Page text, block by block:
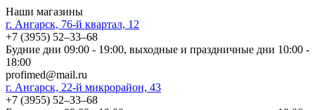
Наши магазины
г. Ангарск, 76-й квартал, 12
+7 (3955) 52‒33‒68
Будние дни 09:00 - 19:00, выходные и праздничные дни 10:00 -
18:00
profimed@mail.ru
г. Ангарск, 22-й микрорайон, 43
+7 (3955) 52‒33‒68